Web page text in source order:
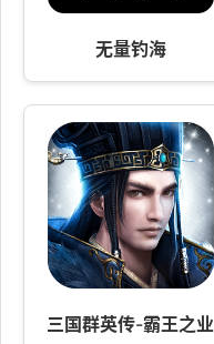
无量钓海
三国群英传-霸王之业